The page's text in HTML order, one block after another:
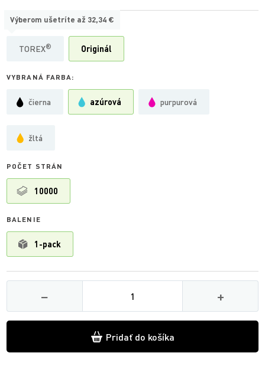
TYP:
TOREX®
Výberom ušetríte až 32,34 €
Originál
VYBRANÁ FARBA:
čierna azúrová purpurová
žltá
POČET STRÁN
10000
BALENIE
1-pack
−
Množství
+
Pridať do košíka